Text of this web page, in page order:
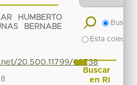
HUMBERTO
BERNABE
20.500.11799/69738
Buscar
Esta
Buscar
en RI